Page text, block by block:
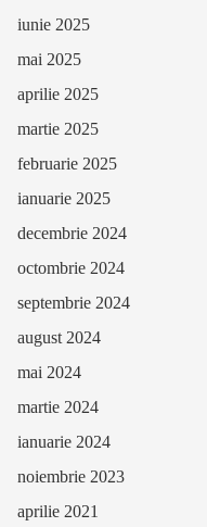
iunie 2025
mai 2025
aprilie 2025
martie 2025
februarie 2025
ianuarie 2025
decembrie 2024
octombrie 2024
septembrie 2024
august 2024
mai 2024
martie 2024
ianuarie 2024
noiembrie 2023
aprilie 2021